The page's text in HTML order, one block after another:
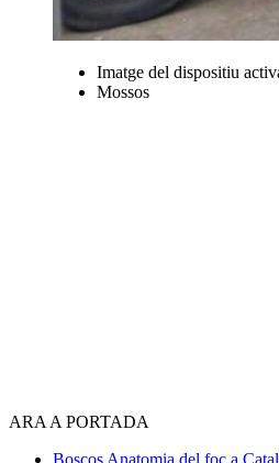
Imatge del dispositiu
Mossos
ARA A PORTADA
Boscos Anatomia del foc a